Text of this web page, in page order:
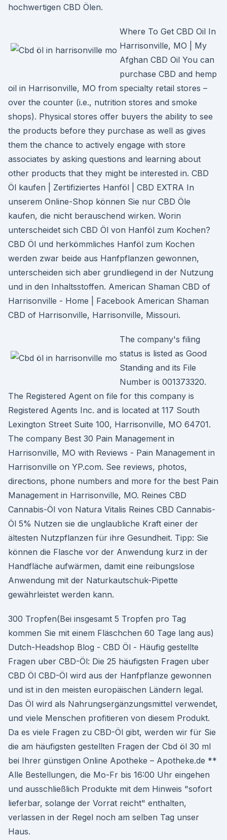
hochwertigen CBD Ölen.
Where To Get CBD Oil In
Harrisonville, MO | My
Afghan CBD Oil You can
purchase CBD and hemp
oil in Harrisonville, MO from specialty retail stores –
over the counter (i.e., nutrition stores and smoke
shops). Physical stores offer buyers the ability to see
the products before they purchase as well as gives
them the chance to actively engage with store
associates by asking questions and learning about
other products that they might be interested in. CBD
Öl kaufen | Zertifiziertes Hanföl | CBD EXTRA In
unserem Online-Shop können Sie nur CBD Öle
kaufen, die nicht berauschend wirken. Worin
unterscheidet sich CBD Öl von Hanföl zum Kochen?
CBD Öl und herkömmliches Hanföl zum Kochen
werden zwar beide aus Hanfpflanzen gewonnen,
unterscheiden sich aber grundliegend in der Nutzung
und in den Inhaltsstoffen. American Shaman CBD of
Harrisonville - Home | Facebook American Shaman
CBD of Harrisonville, Harrisonville, Missouri.
The company's filing
status is listed as Good
Standing and its File
Number is 001373320.
The Registered Agent on file for this company is
Registered Agents Inc. and is located at 117 South
Lexington Street Suite 100, Harrisonville, MO 64701.
The company Best 30 Pain Management in
Harrisonville, MO with Reviews - Pain Management in
Harrisonville on YP.com. See reviews, photos,
directions, phone numbers and more for the best Pain
Management in Harrisonville, MO. Reines CBD
Cannabis-Öl von Natura Vitalis Reines CBD Cannabis-
Öl 5% Nutzen sie die unglaubliche Kraft einer der
ältesten Nutzpflanzen für ihre Gesundheit. Tipp: Sie
können die Flasche vor der Anwendung kurz in der
Handfläche aufwärmen, damit eine reibungslose
Anwendung mit der Naturkautschuk-Pipette
gewährleistet werden kann.
300 Tropfen(Bei insgesamt 5 Tropfen pro Tag
kommen Sie mit einem Fläschchen 60 Tage lang aus)
Dutch-Headshop Blog - CBD Öl - Häufig gestellte
Fragen uber CBD-Öl: Die 25 häufigsten Fragen uber
CBD Öl CBD-Öl wird aus der Hanfpflanze gewonnen
und ist in den meisten europäischen Ländern legal.
Das Öl wird als Nahrungsergänzungsmittel verwendet,
und viele Menschen profitieren von diesem Produkt.
Da es viele Fragen zu CBD-Öl gibt, werden wir für Sie
die am häufigsten gestellten Fragen der Cbd öl 30 ml
bei Ihrer günstigen Online Apotheke – Apotheke.de **
Alle Bestellungen, die Mo-Fr bis 16:00 Uhr eingehen
und ausschließlich Produkte mit dem Hinweis "sofort
lieferbar, solange der Vorrat reicht" enthalten,
verlassen in der Regel noch am selben Tag unser
Haus.